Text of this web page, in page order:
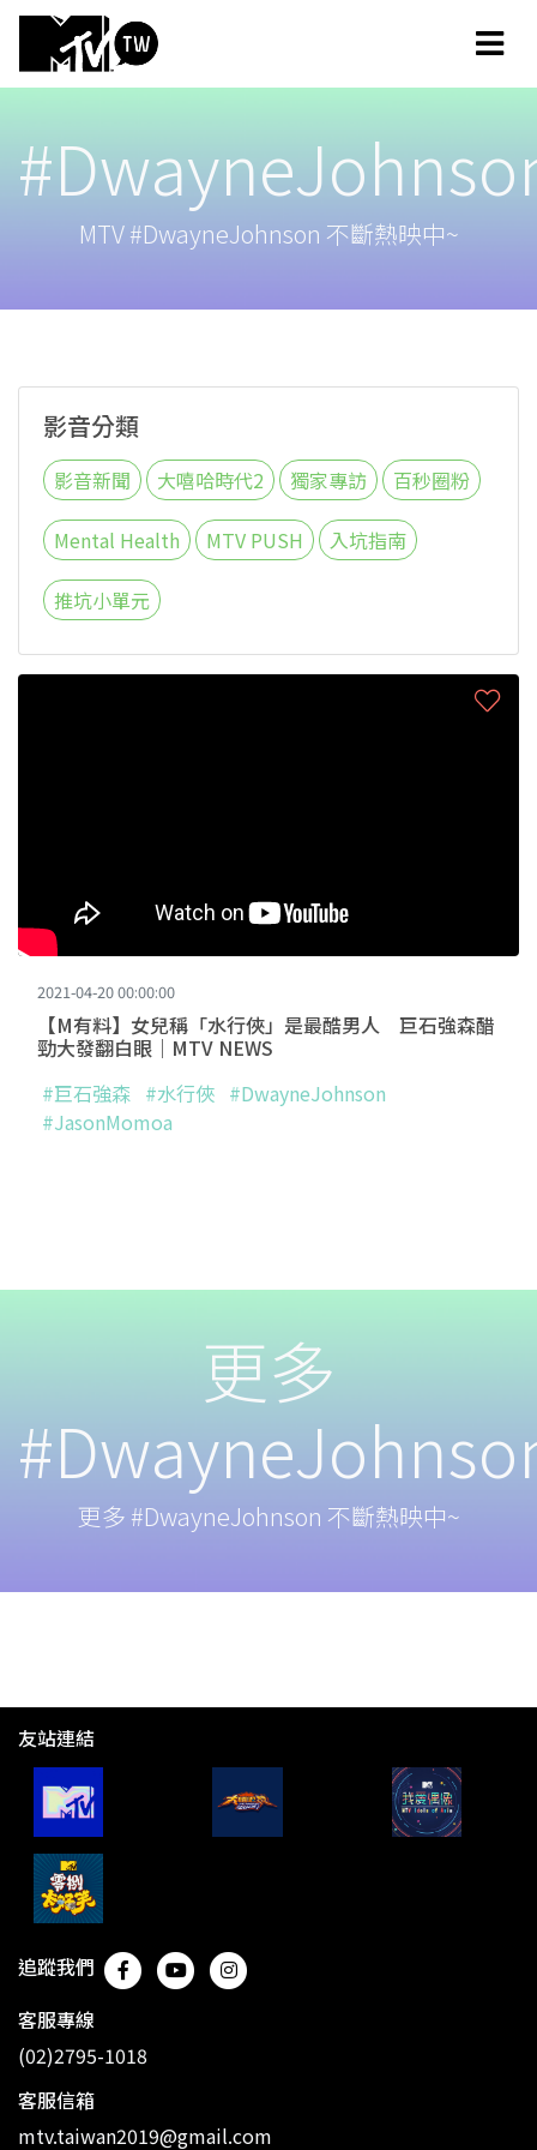
MTV #DwayneJohnson 不斷熱映中~
影音分類
影音新聞 大嘻哈時代2 獨家專訪 百秒圈粉
Mental Health MTV PUSH 入坑指南
推坑小單元
2021-04-20 00:00:00
【M有料】女兒稱「水行俠」是最酷男人 巨石強森醋
勁大發翻白眼｜MTV NEWS
#巨石強森 #水行俠 #DwayneJohnson
#JasonMomoa
更多
更多 #DwayneJohnson 不斷熱映中~
友站連結
追蹤我們
客服專線
(02)2795-1018
客服信箱
mtv.taiwan2019@gmail.com